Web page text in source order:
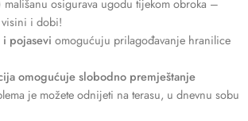
mališanu osigurava ugodu tijekom obroka –
i dobi!
pojasevi omogućuju prilagođavanje hranilice
omogućuje slobodno premještanje
je možete odnijeti na terasu, u dnevnu sobu